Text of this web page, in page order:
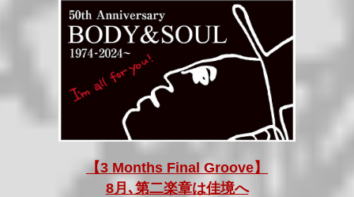
【3 Months Final Groove】
8月､第二楽章は佳境へ